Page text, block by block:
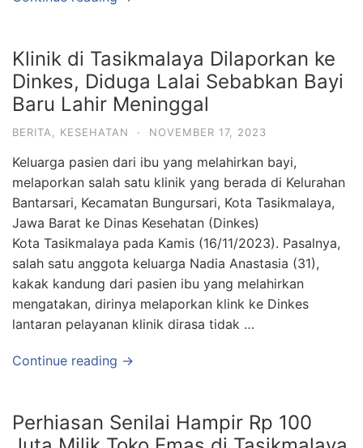
Klinik di Tasikmalaya Dilaporkan ke
Dinkes, Diduga Lalai Sebabkan Bayi
Baru Lahir Meninggal
BERITA KESEHATAN · NOVEMBER 17, 2023
Keluarga pasien dari ibu yang melahirkan bayi,
melaporkan salah satu klinik yang berada di Kelurahan
Bantarsari, Kecamatan Bungursari, Kota Tasikmalaya,
Jawa Barat ke Dinas Kesehatan (Dinkes)
Kota Tasikmalaya pada Kamis (16/11/2023). Pasalnya,
salah satu anggota keluarga Nadia Anastasia (31),
kakak kandung dari pasien ibu yang melahirkan
mengatakan, dirinya melaporkan klink ke Dinkes
lantaran pelayanan klinik dirasa tidak …
Continue reading →
Perhiasan Senilai Hampir Rp 100